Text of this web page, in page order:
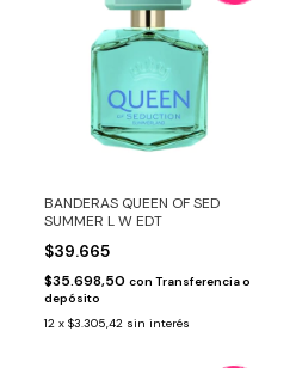
BANDERAS QUEEN OF SED
SUMMER L W EDT
$39.665
$35.698,50con Transferencia o
depósito
12 x$3.305,42 sin interés